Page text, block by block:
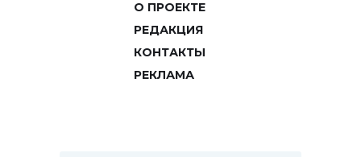
О ПРОЕКТЕ
РЕДАКЦИЯ
КОНТАКТЫ
РЕКЛАМА